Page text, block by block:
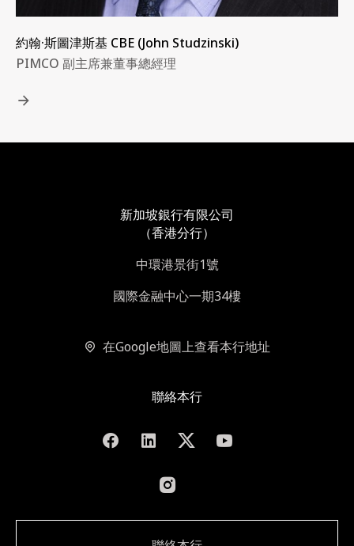
約翰·斯圖津斯基 CBE (John Studzinski)
PIMCO 副主席兼董事總經理
新加坡銀行有限公司
（香港分行）
中環港景街1號
國際金融中心一期34樓
在Google地圖上查看本行地址
聯絡本行